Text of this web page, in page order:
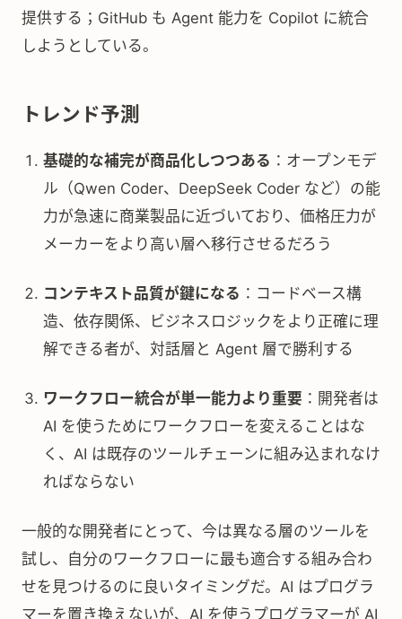
提供する；GitHub も Agent 能力を Copilot に統合
しようとしている。
トレンド予測
基礎的な補完が商品化しつつある ：オープンモデ
ル（Qwen Coder、DeepSeek Coder など）の能
力が急速に商業製品に近づいており、価格圧力が
メーカーをより高い層へ移行させるだろう
コンテキスト品質が鍵になる ：コードベース構
造、依存関係、ビジネスロジックをより正確に理
解できる者が、対話層と Agent 層で勝利する
ワークフロー統合が単一能力より重要 ：開発者は
AI を使うためにワークフローを変えることはな
く、AI は既存のツールチェーンに組み込まれなけ
ればならない
一般的な開発者にとって、今は異なる層のツールを
試し、自分のワークフローに最も適合する組み合わ
せを見つけるのに良いタイミングだ。AI はプログラ
マーを置き換えないが、AI を使うプログラマーが AI